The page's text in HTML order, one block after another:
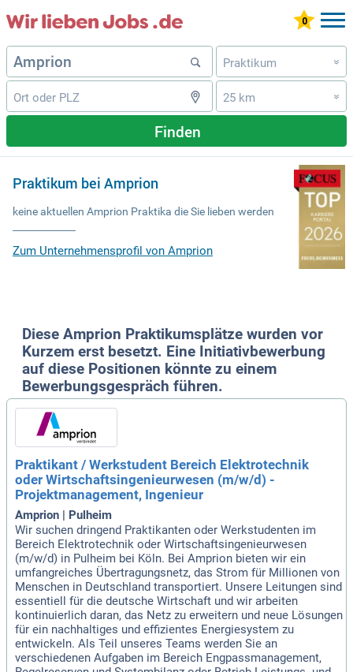
Praktikum »
25 km »
Finden
Praktikum bei Amprion
keine aktuellen Amprion Praktika die Sie lieben werden
Zum Unternehmensprofil von Amprion
Diese Amprion Praktikumsplätze wurden vor
Kurzem erst besetzt. Eine Initiativbewerbung
auf diese Positionen könnte zu einem
Bewerbungsgespräch führen.
Praktikant / Werkstudent Bereich Elektrotechnik
oder Wirtschaftsingenieurwesen (m/w/d) -
Projektmanagement, Ingenieur
Amprion | Pulheim
Wir suchen dringend Praktikanten oder Werkstudenten im
Bereich Elektrotechnik oder Wirtschaftsingenieurwesen
(m/w/d) in Pulheim bei Köln. Bei Amprion bieten wir ein
umfangreiches Übertragungsnetz, das Strom für Millionen von
Menschen in Deutschland transportiert. Unsere Leitungen sind
essentiell für die deutsche Wirtschaft und wir arbeiten
kontinuierlich daran, das Netz zu erweitern und neue Lösungen
für ein nachhaltiges und effizientes Energiesystem zu
entwickeln. Als Teil unseres Teams werden Sie an
verschiedenen Aufgaben im Bereich Engpassmanagement,